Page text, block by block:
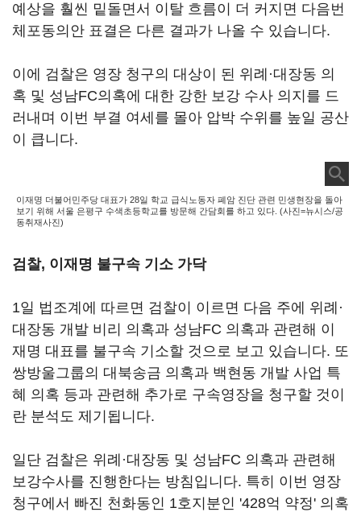
예상을 훨씬 밑돌면서 이탈 흐름이 더 커지면 다음번
체포동의안 표결은 다른 결과가 나올 수 있습니다.
이에 검찰은 영장 청구의 대상이 된 위례·대장동 의
혹 및 성남FC의혹에 대한 강한 보강 수사 의지를 드
러내며 이번 부결 여세를 몰아 압박 수위를 높일 공산
이 큽니다.
이재명 더불어민주당 대표가 28일 학교 급식노동자 폐암 진단 관련 민생현장을 돌아
보기 위해 서울 은평구 수색초등학교를 방문해 간담회를 하고 있다. (사진=뉴시스/공
동취재사진)
검찰, 이재명 불구속 기소 가닥
1일 법조계에 따르면 검찰이 이르면 다음 주에 위례·
대장동 개발 비리 의혹과 성남FC 의혹과 관련해 이
재명 대표를 불구속 기소할 것으로 보고 있습니다. 또
쌍방울그룹의 대북송금 의혹과 백현동 개발 사업 특
혜 의혹 등과 관련해 추가로 구속영장을 청구할 것이
란 분석도 제기됩니다.
일단 검찰은 위례·대장동 및 성남FC 의혹과 관련해
보강수사를 진행한다는 방침입니다. 특히 이번 영장
청구에서 빠진 천화동인 1호지분인 '428억 약정' 의혹